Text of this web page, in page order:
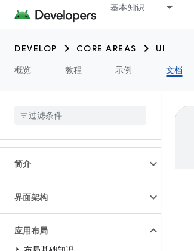
基本知识
DEVELOP CORE AREAS
UI
概览
教程 示例 文档
简介
界面架构
应用布局